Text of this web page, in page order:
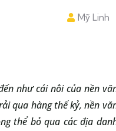
Mỹ Linh
như cái nôi của nền
qua hàng thế kỷ, nền
thể bỏ qua các địa